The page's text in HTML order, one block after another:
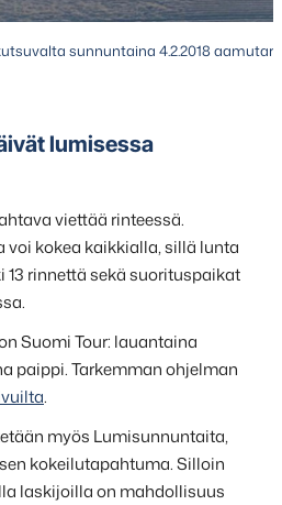
sunnuntaina 4.2.2018
lumisessa
viettää rinteessä.
voi kokea kaikkialla, sillä lunta
13 rinnettä sekä suorituspaikat
Suomi Tour: lauantaina
paippi. Tarkemman ohjelman
.
myös Lumisunnuntaita,
kokeilutapahtuma. Silloin
laskijoilla on mahdollisuus